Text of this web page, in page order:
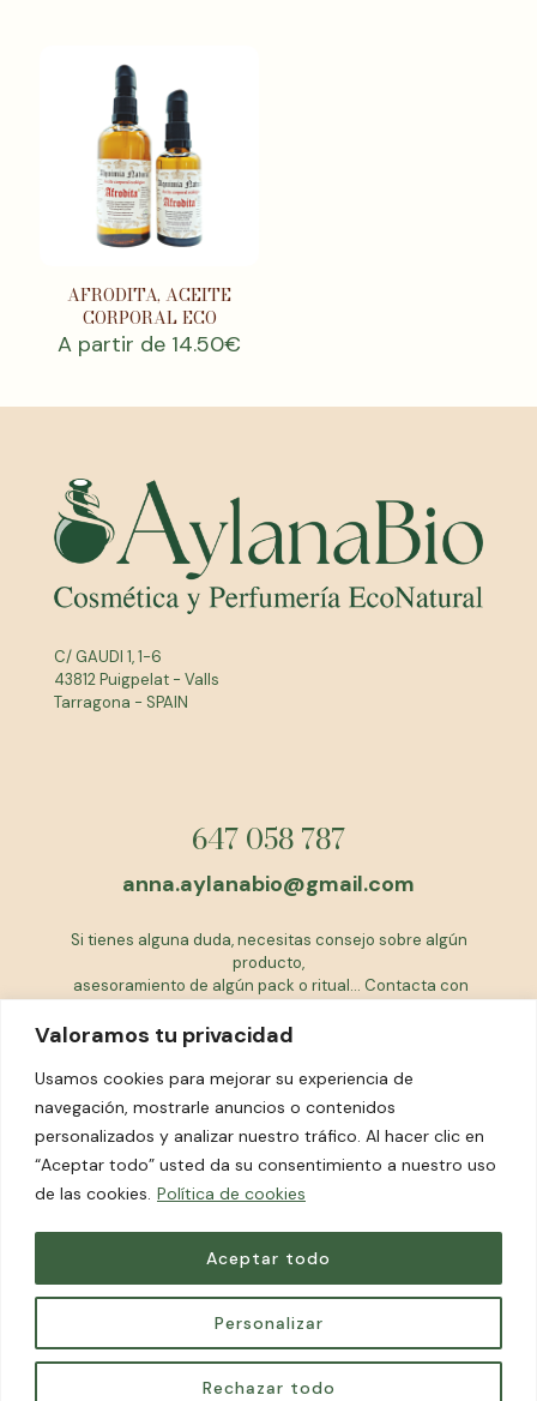
Valoramos tu privacidad
Usamos cookies para mejorar su experiencia de
navegación, mostrarle anuncios o contenidos
personalizados y analizar nuestro tráfico. Al hacer clic en
“Aceptar todo” usted da su consentimiento a nuestro uso
de las cookies. Política de cookies
Personalizar
Rechazar todo
Aceptar todo
AFRODITA, ACEITE
CORPORAL ECO
A partir de 14.50€
C/ GAUDI 1, 1-6
43812 Puigpelat - Valls
Tarragona - SPAIN
647 058 787
anna.aylanabio@gmail.com
Si tienes alguna duda, necesitas consejo sobre algún
producto,
asesoramiento de algún pack o ritual... Contacta con
EQUIPO AYLANABIO
© 2023 aylanabio Todos lo derechos reservados.
Condiciones de uso
Política de privacidad
Política de cookies